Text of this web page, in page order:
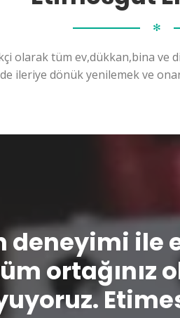
✻
olarak tüm ev,dükkan,bina ve
ileriye dönük yenilemek ve
deneyimi
ortağınız